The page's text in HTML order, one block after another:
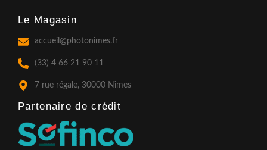
e
o
o
k
-
f
t
g
a
m
t
b
Le Magasin
accueil@photonimes.fr
(33) 4 66 21 90 11
7 rue régale, 30000 Nîmes
Partenaire de crédit​